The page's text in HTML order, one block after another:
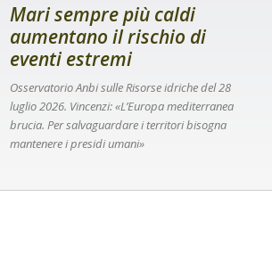
Mari sempre più caldi
aumentano il rischio di
eventi estremi
Osservatorio Anbi sulle Risorse idriche del 28
luglio 2026. Vincenzi: «L’Europa mediterranea
brucia. Per salvaguardare i territori bisogna
mantenere i presidi umani»